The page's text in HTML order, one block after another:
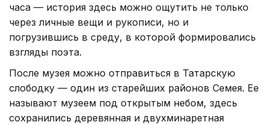
часа — история здесь можно ощутить не только
через личные вещи и рукописи, но и
погрузившись в среду, в которой формировались
взгляды поэта.
После музея можно отправиться в Татарскую
слободку — один из старейших районов Семея. Ее
называют музеем под открытым небом, здесь
сохранились деревянная и двухминаретная